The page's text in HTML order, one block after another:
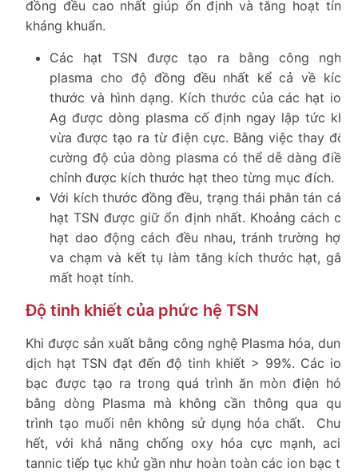
đồng đều cao nhất giúp ổn định và tăng hoạt tính
kháng khuẩn.
Các hạt TSN được tạo ra bằng công nghệ
plasma cho độ đồng đều nhất kể cả về kích
thước và hình dạng. Kích thước của các hạt ion
Ag được dòng plasma cố định ngay lập tức khi
vừa được tạo ra từ điện cực. Bằng việc thay đổi
cường độ của dòng plasma có thể dễ dàng điều
chỉnh được kích thước hạt theo từng mục đích.
Với kích thước đồng đều, trạng thái phân tán các
hạt TSN được giữ ổn định nhất. Khoảng cách cá
hạt dao động cách đều nhau, tránh trường hợp
va chạm và kết tụ làm tăng kích thước hạt, gây
mất hoạt tính.
Độ tinh khiết của phức hệ TSN
Khi được sản xuất bằng công nghệ Plasma hóa, dung
dịch hạt TSN đạt đến độ tinh khiết > 99%. Các ion
bạc được tạo ra trong quá trình ăn mòn điện hóa
bằng dòng Plasma mà không cần thông qua quá
trình tạo muối nên không sử dụng hóa chất. Chưa
hết, với khả năng chống oxy hóa cực mạnh, acid
tannic tiếp tục khử gần như hoàn toàn các ion bạc tự